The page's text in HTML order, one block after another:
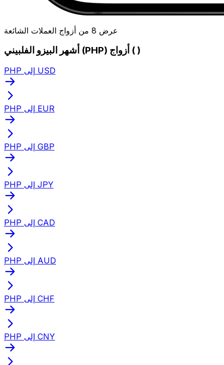
عرض 8 من أزواج العملات الشائعة
أشهر البيزو الفلبيني (PHP) أزواج ( )
PHP إلى USD
PHP إلى EUR
PHP إلى GBP
PHP إلى JPY
PHP إلى CAD
PHP إلى AUD
PHP إلى CHF
PHP إلى CNY